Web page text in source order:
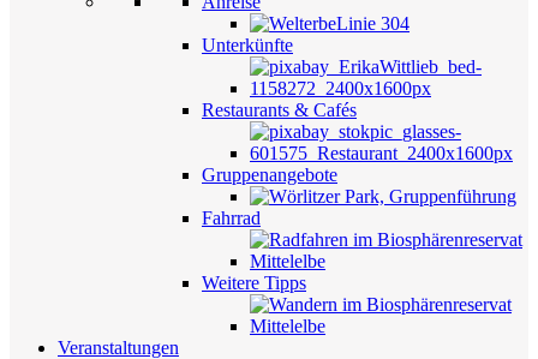
Unterkünfte
Restaurants & Cafés
Gruppenangebote
Fahrrad
Weitere Tipps
Veranstaltungen